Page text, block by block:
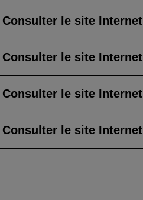
Consulter le site Internet
Consulter le site Internet
Consulter le site Internet
Consulter le site Internet